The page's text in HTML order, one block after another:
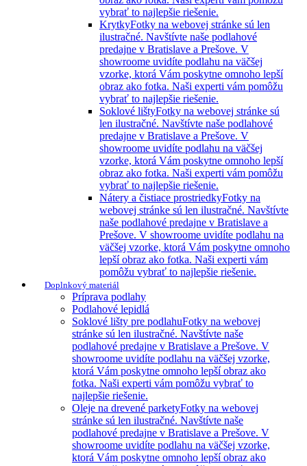
vybrať to najlepšie riešenie.
KrytkyFotky na webovej stránke sú len
ilustračné. Navštívte naše podlahové
predajne v Bratislave a Prešove. V
showroome uvidíte podlahu na väčšej
vzorke, ktorá Vám poskytne omnoho lepší
obraz ako fotka. Naši experti vám pomôžu
vybrať to najlepšie riešenie.
Soklové lištyFotky na webovej stránke sú
len ilustračné. Navštívte naše podlahové
predajne v Bratislave a Prešove. V
showroome uvidíte podlahu na väčšej
vzorke, ktorá Vám poskytne omnoho lepší
obraz ako fotka. Naši experti vám pomôžu
vybrať to najlepšie riešenie.
Nátery a čistiace prostriedkyFotky na
webovej stránke sú len ilustračné. Navštívte
naše podlahové predajne v Bratislave a
Prešove. V showroome uvidíte podlahu na
väčšej vzorke, ktorá Vám poskytne omnoho
lepší obraz ako fotka. Naši experti vám
pomôžu vybrať to najlepšie riešenie.
Doplnkový materiál
Príprava podlahy
Podlahové lepidlá
Soklové lišty pre podlahuFotky na webovej
stránke sú len ilustračné. Navštívte naše
podlahové predajne v Bratislave a Prešove. V
showroome uvidíte podlahu na väčšej vzorke,
ktorá Vám poskytne omnoho lepší obraz ako
fotka. Naši experti vám pomôžu vybrať to
najlepšie riešenie.
Oleje na drevené parketyFotky na webovej
stránke sú len ilustračné. Navštívte naše
podlahové predajne v Bratislave a Prešove. V
showroome uvidíte podlahu na väčšej vzorke,
ktorá Vám poskytne omnoho lepší obraz ako